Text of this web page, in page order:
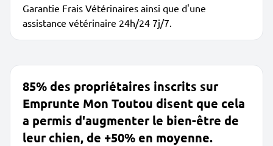
Garantie Frais Vétérinaires ainsi que d'une
assistance vétérinaire 24h/24 7j/7.
85% des propriétaires inscrits sur
Emprunte Mon Toutou disent que cela
a permis d'augmenter le bien-être de
leur chien, de +50% en moyenne.